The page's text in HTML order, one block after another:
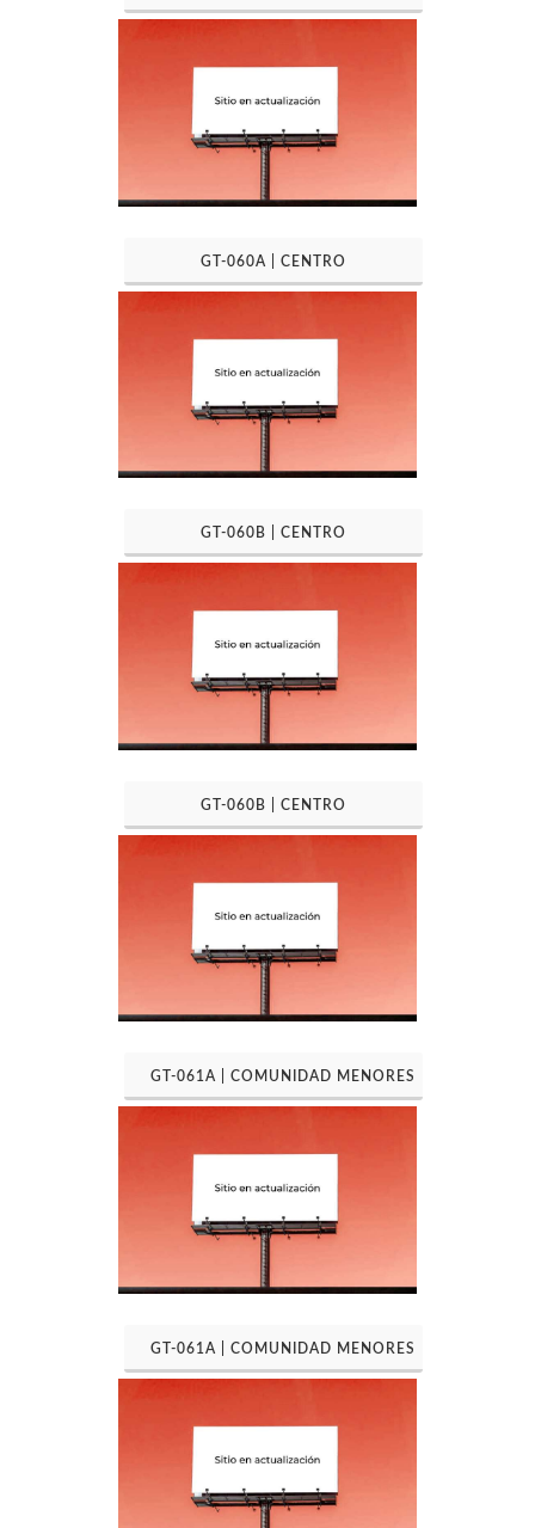
GT-060A | CENTRO
GT-060B | CENTRO
GT-060B | CENTRO
GT-061A | COMUNIDAD MENORES
GT-061A | COMUNIDAD MENORES